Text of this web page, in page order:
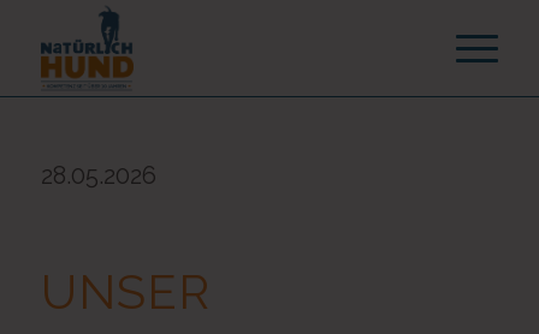
28.05.2026
UNSER